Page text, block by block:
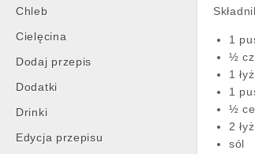
Chleb
Cielęcina
Dodaj przepis
Dodatki
Drinki
Edycja przepisu
1
½
1
1
½
2
sól